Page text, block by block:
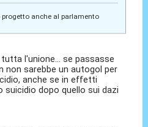
anche al parlamento
l'unione... se passasse
non sarebbe un autogol per
anche se in effetti
suicidio dopo quello sui dazi